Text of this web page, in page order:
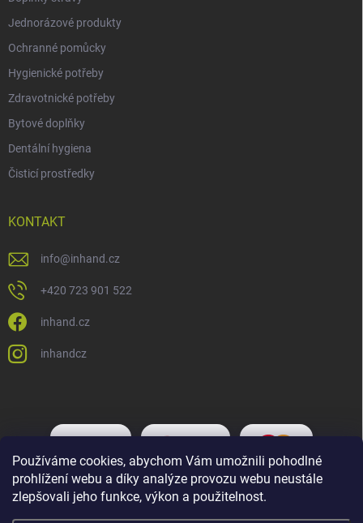
Používáme cookies, abychom Vám umožnili pohodlné
prohlížení webu a díky analýze provozu webu neustále
zlepšovali jeho funkce, výkon a použitelnost.
Jednorázové produkty
Ochranné pomůcky
Hygienické potřeby
Zdravotnické potřeby
Bytové doplňky
Dentální hygiena
Čisticí prostředky
KONTAKT
info@inhand.cz
+420 723 901 522
inhand.cz
inhandcz